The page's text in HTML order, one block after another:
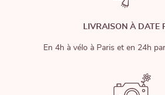
LIVRAISON À DATE
En 4h à vélo à Paris et en 24h